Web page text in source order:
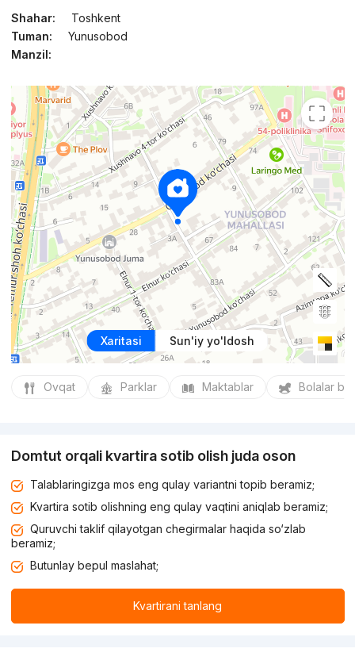
Shahar:
Toshkent
Tuman:
Yunusobod
Manzil:
Xaritasi Sun'iy yo'ldosh
Ovqat Parklar Maktablar Bolalar
Domtut orqali kvartira sotib olish juda oson
Talablaringizga mos eng qulay variantni topib beramiz;
Kvartira sotib olishning eng qulay vaqtini aniqlab beramiz;
Quruvchi taklif qilayotgan chegirmalar haqida so‘zlab
beramiz;
Butunlay bepul maslahat;
Kvartirani tanlang